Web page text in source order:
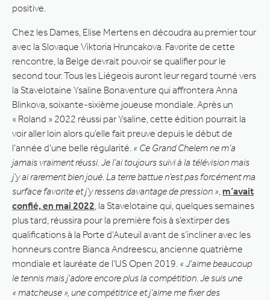
positive.
Chez les Dames, Elise Mertens en découdra au premier tour
avec la Slovaque Viktoria Hruncakova. Favorite de cette
rencontre, la Belge devrait pouvoir se qualifier pour le
second tour. Tous les Liégeois auront leur regard tourné vers
la Stavelotaine Ysaline Bonaventure qui affrontera Anna
Blinkova, soixante-sixième joueuse mondiale. Après un
« Roland » 2022 réussi par Ysaline, cette édition pourrait la
voir aller loin alors qu’elle fait preuve depuis le début de
l’année d’une belle régularité. « Ce Grand Chelem ne m’a
jamais vraiment réussi. Je l’ai toujours suivi à la télévision mais
j’y ai rarement bien joué. La terre battue n’est pas forcément ma
surface favorite et j’y ressens davantage de pression » m’avait
confié, en mai 2022 , la Stavelotaine qui, quelques semaines
plus tard, réussira pour la première fois à s’extirper des
qualifications à la Porte d’Auteuil avant de s’incliner avec les
honneurs contre Bianca Andreescu, ancienne quatrième
mondiale et lauréate de l’US Open 2019. « J’aime beaucoup
le tennis mais j’adore encore plus la compétition. Je suis une
« matcheuse », une compétitrice et j’aime me fixer des